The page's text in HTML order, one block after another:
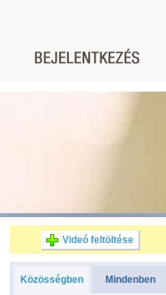
Videó feltöltése
Közösségben Mindenben